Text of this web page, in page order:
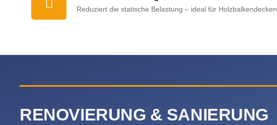
Reduziert die statische Belastung – ideal für Holzbalkendecken.
RENOVIERUNG & SANIERUNG